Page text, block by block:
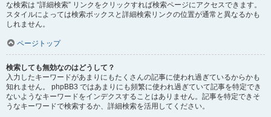
な検索は “詳細検索” リンクをクリックすれば検索ページにアクセスできます。
スタイルによっては検索ボックスと詳細検索リンクの位置が通常と異なるかも
しれません。
ページトップ
検索しても無効なのはどうして？
入力したキーワードがあまりにもたくさんの記事に使われ過ぎているからかも
知れません。 phpBB3 ではあまりにも頻繁に使われ過ぎていて記事を特定でき
ないようなキーワードをインデクスすることはありません。記事を特定できそ
うなキーワードで検索するか、詳細検索を活用してください。